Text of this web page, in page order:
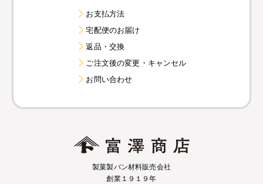
お支払方法
宅配便のお届け
返品・交換
ご注文後の変更・キャンセル
お問い合わせ
製菓製パン材料販売会社
創業１９１９年